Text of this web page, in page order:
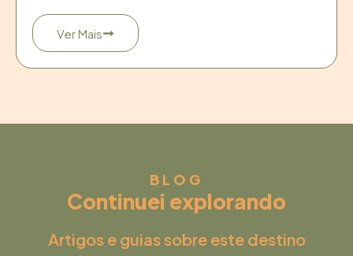
Ver Mais
BLOG
Continuei explorando
Artigos e guias sobre este destino